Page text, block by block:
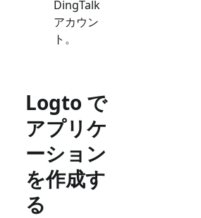
DingTalk
アカウン
ト。
Logto で
アプリケ
ーション
を作成す
る